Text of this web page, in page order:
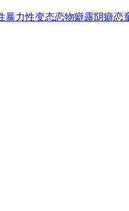
暴力性变态恋物癖露阴癖恋